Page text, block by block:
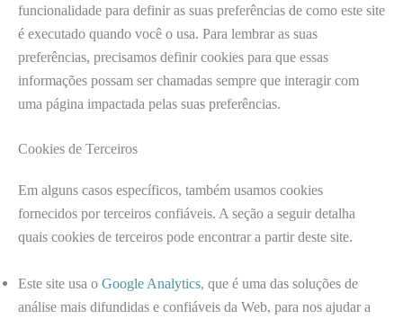
funcionalidade para definir as suas preferências de como este site
é executado quando você o usa. Para lembrar as suas
preferências, precisamos definir cookies para que essas
informações possam ser chamadas sempre que interagir com
uma página impactada pelas suas preferências.
Cookies de Terceiros
Em alguns casos específicos, também usamos cookies
fornecidos por terceiros confiáveis. A seção a seguir detalha
quais cookies de terceiros pode encontrar a partir deste site.
Este site usa o Google Analytics, que é uma das soluções de
análise mais difundidas e confiáveis ​​da Web, para nos ajudar a